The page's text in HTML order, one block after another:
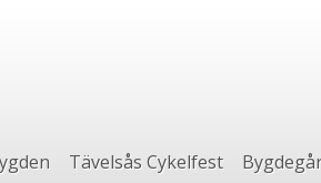
Tävelsås Cykelfest